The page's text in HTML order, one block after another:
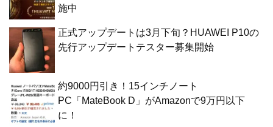
施中
正式アップデートは3月下旬？HUAWEI P10の
先行アップデートテスター募集開始
約9000円引き！15インチノート
PC「MateBook D」がAmazonで9万円以下
に！